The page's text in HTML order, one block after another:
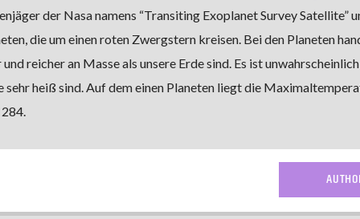
der Nasa namens “Transiting Exoplanet Survey Satellite”
die um einen roten Zwergstern kreisen. Bei den Planeten
reicher an Masse als unsere Erde sind. Es ist
sehr heiß sind. Auf dem einen Planeten liegt die